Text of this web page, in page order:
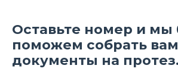
Оставьте номер и мы
поможем собрать вам
документы на протез.